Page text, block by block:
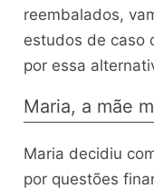
reembalados,
estudos de caso
por essa
Maria, a mãe
Maria decidiu
por questões